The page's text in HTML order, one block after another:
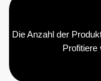
Die Anzahl der
Profitiere